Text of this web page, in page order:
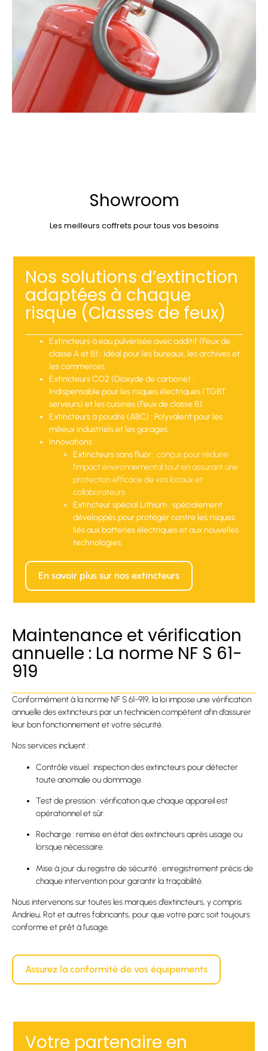
Showroom
Les meilleurs coffrets pour tous vos besoins
Nos solutions d’extinction
adaptées à chaque
risque (Classes de feux)
Extincteurs à eau pulvérisée avec additif (Feux de
classe A et B) : Idéal pour les bureaux, les archives et
les commerces.
Extincteurs CO2 (Dioxyde de carbone) :
Indispensable pour les risques électriques (TGBT,
serveurs) et les cuisines (Feux de classe B).
Extincteurs à poudre (ABC) : Polyvalent pour les
milieux industriels et les garages.
Innovations :
Extincteurs sans fluor :conçus pour réduire
l’impact environnemental tout en assurant une
protection efficace de vos locaux et
collaborateurs.
Extincteur spécial Lithium: spécialement
développés pour protéger contre les risques
liés aux batteries électriques et aux nouvelles
technologies.
En savoir plus sur nos extincteurs
Maintenance et vérification
annuelle : La norme NF S 61-
919
Conformément à la norme NF S 61-919, la loi impose une vérification
annuelle des extincteurs par un technicien compétent afin d’assurer
leur bon fonctionnement et votre sécurité.
Nos services incluent :
Contrôle visuel : inspection des extincteurs pour détecter
toute anomalie ou dommage.
Test de pression : vérification que chaque appareil est
opérationnel et sûr.
Recharge : remise en état des extincteurs après usage ou
lorsque nécessaire.
Mise à jour du registre de sécurité : enregistrement précis de
chaque intervention pour garantir la traçabilité.
Nous intervenons sur toutes les marques d’extincteurs, y compris
Andrieu, Rot et autres fabricants, pour que votre parc soit toujours
conforme et prêt à l’usage.
Assurez la conformité de vos équipements
Votre partenaire en